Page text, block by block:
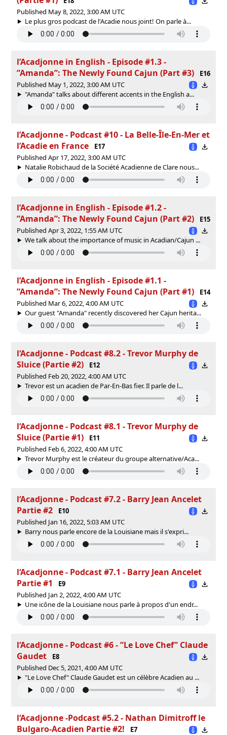
Published May 8, 2022, 3:00 AM UTC
Le plus gros podcast de l'Acadie nous joint! On parle à...
l’Acadjonne in English - Episode #1.3 -
”Amanda”: The Newly Found Cajun (Part #3)
E16
Published May 1, 2022, 3:00 AM UTC
"Amanda" talks about different accents in the English a...
l’Acadjonne - Podcast #10 - La Belle-Île-En-Mer et
l’Acadie en France
E17
Published Apr 17, 2022, 3:00 AM UTC
Natalie Robichaud de la Société Acadienne de Clare nous...
l’Acadjonne in English - Episode #1.2 -
”Amanda”: The Newly Found Cajun (Part #2)
E15
Published Apr 3, 2022, 1:55 AM UTC
We talk about the importance of music in Acadian/Cajun ...
l’Acadjonne in English - Episode #1.1 -
”Amanda”: The Newly Found Cajun (Part #1)
E14
Published Mar 6, 2022, 4:00 AM UTC
Our guest "Amanda" recently discovered her Cajun herita...
l‘Acadjonne - Podcast #8.2 - Trevor Murphy de
Sluice (Partie #2)
E12
Published Feb 20, 2022, 4:00 AM UTC
Trevor est un acadien de Par-En-Bas fier. Il parle de l...
l‘Acadjonne - Podcast #8.1 - Trevor Murphy de
Sluice (Partie #1)
E11
Published Feb 6, 2022, 4:00 AM UTC
Trevor Murphy est le créateur du groupe alternative/Aca...
l‘Acadjonne - Podcast #7.2 - Barry Jean Ancelet
Partie #2
E10
Published Jan 16, 2022, 5:03 AM UTC
Barry nous parle encore de la Louisiane mais il s'expri...
l‘Acadjonne - Podcast #7.1 - Barry Jean Ancelet
Partie #1
E9
Published Jan 2, 2022, 4:00 AM UTC
Une icône de la Louisiane nous parle à propos d'un endr...
l‘Acadjonne - Podcast #6 - ”Le Love Chef” Claude
Gaudet
E8
Published Dec 5, 2021, 4:00 AM UTC
"Le Love Chef" Claude Gaudet est un célèbre Acadien au ...
l‘Acadjonne -Podcast #5.2 - Nathan Dimitroff le
Bulgaro-Acadien Partie #2!
E7